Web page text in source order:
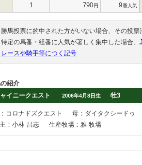
1 790円 9番人気
勝馬投票に的中された方がいない場合、その投
特定の馬番・組番に人気が著しく集中した場合、
レースや騎手等につく記号
紹介
イニークエスト
2006年4月8日生 牡3
コロナドズクエスト
母：ダイタクシードゥ
：小林 昌志
生産牧場：雅 牧場